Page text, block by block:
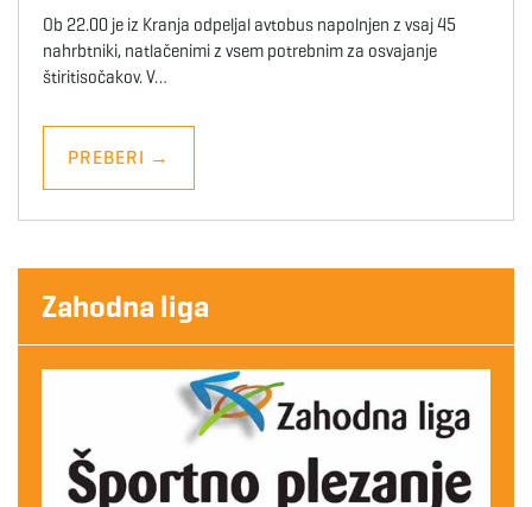
Ob 22.00 je iz Kranja odpeljal avtobus napolnjen z vsaj 45
nahrbtniki, natlačenimi z vsem potrebnim za osvajanje
štiritisočakov. V…
PREBERI →
Zahodna liga